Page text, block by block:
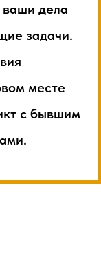
дела
задачи.
месте
с бывшим